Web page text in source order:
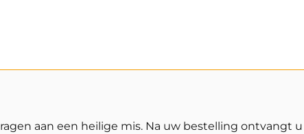
aan een heilige mis. Na uw bestelling ontvangt u